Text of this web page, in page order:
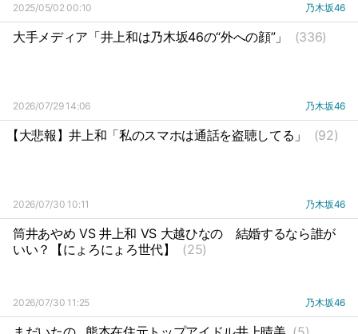
2025/05/02 00:10 乃木坂46
大手メディア「井上和は乃木坂46の“外への顔”」 (336)
2026/07/29 14:06 乃木坂46
【大悲報】井上和「私のスマホは通話を盗聴してる」 (92)
2026/07/30 10:11 乃木坂46
筒井あやめ VS 井上和 VS 大越ひなの
結婚するなら誰が
いい？【にょろにょろ世代】
(25)
2026/07/30 11:25 乃木坂46